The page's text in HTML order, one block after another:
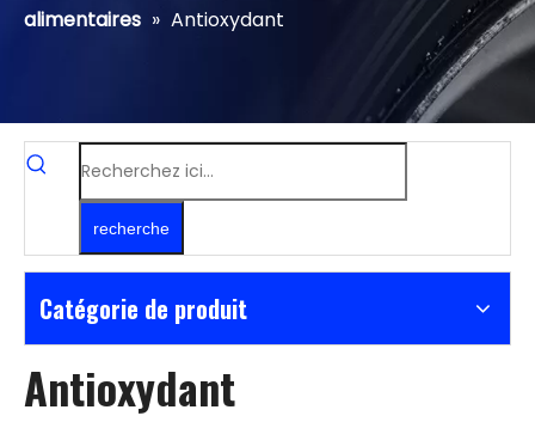
alimentaires » Antioxydant
recherche
Catégorie de produit
Antioxydant